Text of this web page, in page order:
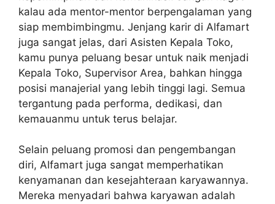
kalau ada mentor-mentor berpengalaman yang
siap membimbingmu. Jenjang karir di Alfamart
juga sangat jelas, dari Asisten Kepala Toko,
kamu punya peluang besar untuk naik menjadi
Kepala Toko, Supervisor Area, bahkan hingga
posisi manajerial yang lebih tinggi lagi. Semua
tergantung pada performa, dedikasi, dan
kemauanmu untuk terus belajar.
Selain peluang promosi dan pengembangan
diri, Alfamart juga sangat memperhatikan
kenyamanan dan kesejahteraan karyawannya.
Mereka menyadari bahwa karyawan adalah